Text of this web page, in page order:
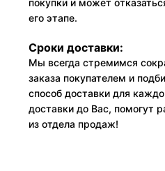
покупки и может
его этапе.
Сроки доставки:
Мы всегда стремимся
заказа покупателем и
способ доставки для
доставки до Вас, помогут
из отдела продаж!